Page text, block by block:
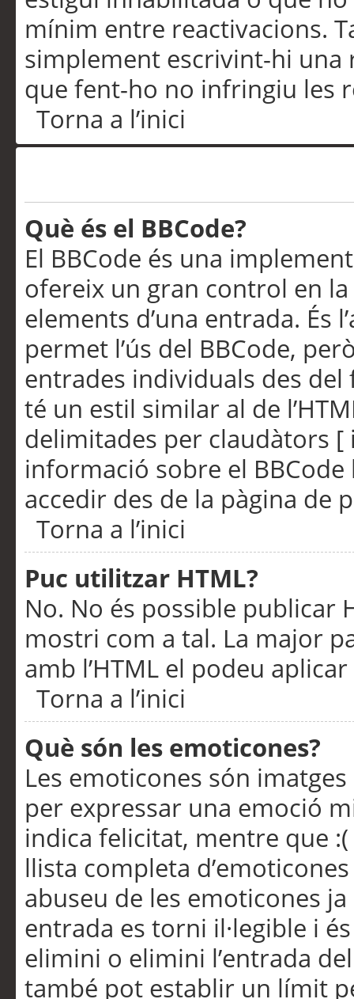
mínim entre reactivacions.
simplement escrivint-hi una
que fent-ho no infringiu les
Torna a l’inici
Què és el BBCode?
El BBCode és una
ofereix un gran control en
elements d’una entrada. És
permet l’ús del BBCode,
entrades individuals des
té un estil similar al de
delimitades per claudàtors [
informació sobre el
accedir des de la pàgina de
Torna a l’inici
Puc utilitzar HTML?
No. No és possible publicar
mostri com a tal. La major
amb l’HTML el podeu
Torna a l’inici
Què són les emoticones?
Les emoticones són
per expressar una emoció
indica felicitat, mentre que
llista completa
abuseu de les emoticones
entrada es torni il·legible i
elimini o elimini l’entrada
també pot establir un límit